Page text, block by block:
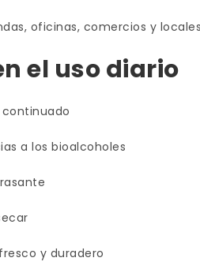
oficinas, comercios y
el uso diario
a los bioalcoholes
y duradero